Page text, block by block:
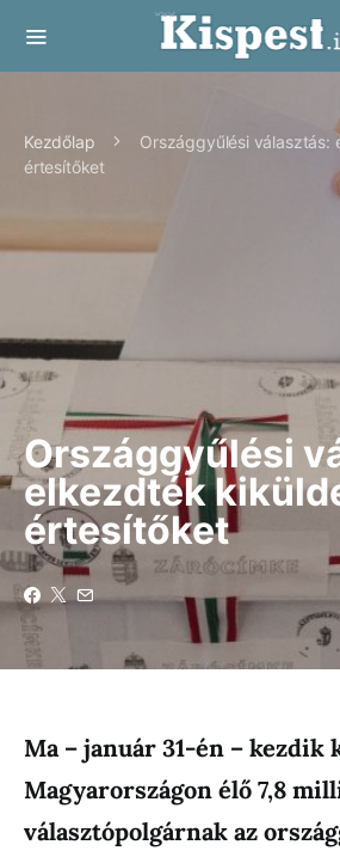
Kezdőlap
Országgyűlési választás:
értesítőket
Országgyűlési
elkezdték
értesítőket
Ma – január 31-én – kezdik
Magyarországon élő 7,8
választópolgárnak az